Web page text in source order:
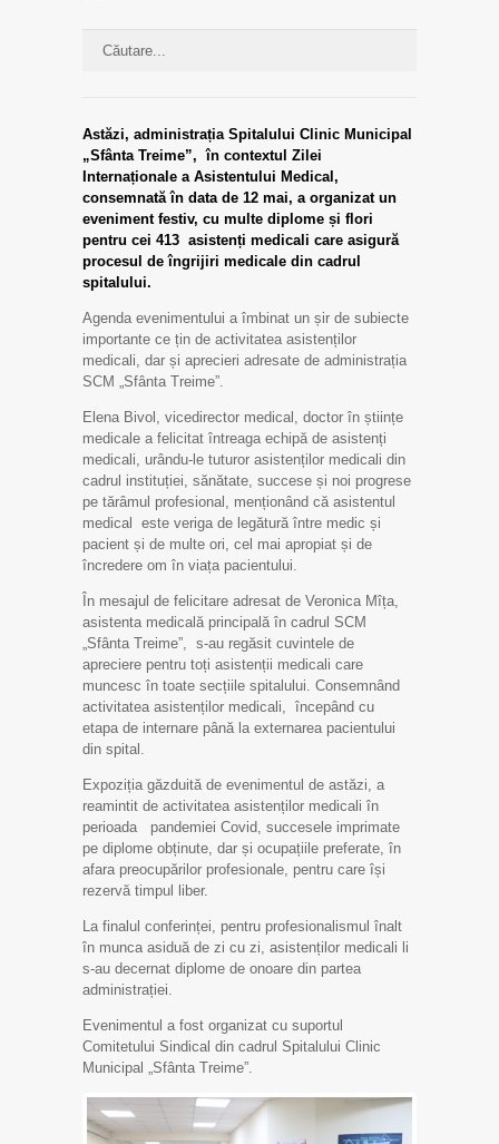
Astăzi, administrația Spitalului Clinic Municipal
„Sfânta Treime”, în contextul Zilei
Internaționale a Asistentului Medical,
consemnată în data de 12 mai, a organizat un
eveniment festiv, cu multe diplome și flori
pentru cei 413 asistenți medicali care asigură
procesul de îngrijiri medicale din cadrul
spitalului.
Agenda evenimentului a îmbinat un șir de subiecte
importante ce țin de activitatea asistenților
medicali, dar și aprecieri adresate de administrația
SCM „Sfânta Treime”.
Elena Bivol, vicedirector medical, doctor în științe
medicale a felicitat întreaga echipă de asistenți
medicali, urându-le tuturor asistenților medicali din
cadrul instituției, sănătate, succese și noi progrese
pe tărâmul profesional, menționând că asistentul
medical este veriga de legătură între medic și
pacient și de multe ori, cel mai apropiat și de
încredere om în viața pacientului.
În mesajul de felicitare adresat de Veronica Mîța,
asistenta medicală principală în cadrul SCM
„Sfânta Treime”, s-au regăsit cuvintele de
apreciere pentru toți asistenții medicali care
muncesc în toate secțiile spitalului. Consemnând
activitatea asistenților medicali, începând cu
etapa de internare până la externarea pacientului
din spital.
Expoziția găzduită de evenimentul de astăzi, a
reamintit de activitatea asistenților medicali în
perioada pandemiei Covid, succesele imprimate
pe diplome obținute, dar și ocupațiile preferate, în
afara preocupărilor profesionale, pentru care își
rezervă timpul liber.
La finalul conferinței, pentru profesionalismul înalt
în munca asiduă de zi cu zi, asistenților medicali li
s-au decernat diplome de onoare din partea
administrației.
Evenimentul a fost organizat cu suportul
Comitetului Sindical din cadrul Spitalului Clinic
Municipal „Sfânta Treime”.